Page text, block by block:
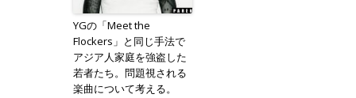
YGの「Meet the
Flockers」と同じ手法で
アジア人家庭を強盗した
若者たち。問題視される
楽曲について考える。